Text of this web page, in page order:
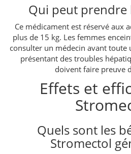
Qui peut prendre
Ce médicament est réservé aux
plus de 15 kg. Les femmes
consulter un médecin avant toute
présentant des troubles
doivent faire preuve
Effets et
Quels sont les
Stromectol